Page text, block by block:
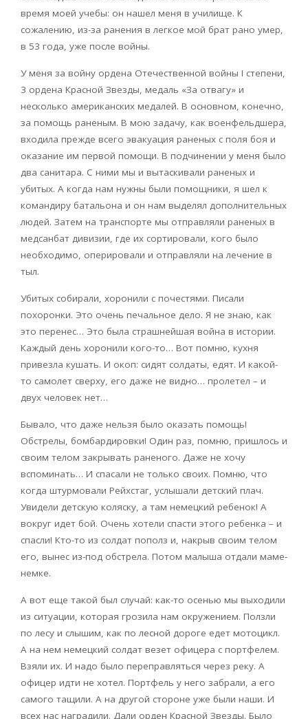
время моей учебы: он нашел меня в училище. К
сожалению, из-за ранения в легкое мой брат рано умер,
в 53 года, уже после войны.
У меня за войну ордена Отечественной войны I степени,
3 ордена Красной Звезды, медаль «За отвагу» и
несколько американских медалей. В основном, конечно,
за помощь раненым. В мою задачу, как военфельдшера,
входила прежде всего эвакуация раненых с поля боя и
оказание им первой помощи. В подчинении у меня было
два санитара. С ними мы и вытаскивали раненых и
убитых. А когда нам нужны были помощники, я шел к
командиру батальона и он нам выделял дополнительных
людей. Затем на транспорте мы отправляли раненых в
медсанбат дивизии, где их сортировали, кого было
необходимо, оперировали и отправляли на лечение в
тыл.
Убитых собирали, хоронили с почестями. Писали
похоронки. Это очень печальное дело. Я не знаю, как
это перенес… Это была страшнейшая война в истории.
Каждый день хоронили кого-то… Вот помню, кухня
привезла кушать. И окоп: сидят солдаты, едят. И какой-
то самолет сверху, его даже не видно… пролетел – и
двух человек нет…
Бывало, что даже нельзя было оказать помощь!
Обстрелы, бомбардировки! Один раз, помню, пришлось и
своим телом закрывать раненого. Даже не хочу
вспоминать… И спасали не только своих. Помню, что
когда штурмовали Рейхстаг, услышали детский плач.
Увидели детскую коляску, а там немецкий ребенок! А
вокруг идет бой. Очень хотели спасти этого ребенка – и
спасли! Кто-то из солдат пополз и, накрыв своим телом
его, вынес из-под обстрела. Потом малыша отдали маме-
немке.
А вот еще такой был случай: как-то осенью мы выходили
из ситуации, которая грозила нам окружением. Ползли
по лесу и слышим, как по лесной дороге едет мотоцикл.
А на нем немецкий солдат везет офицера с портфелем.
Взяли их. И надо было переправляться через реку. А
офицер идти не хотел. Портфель у него забрали, а его
самого тащили. А на другой стороне уже были наши. И
всех нас наградили. Дали орден Красной Звезды. Было